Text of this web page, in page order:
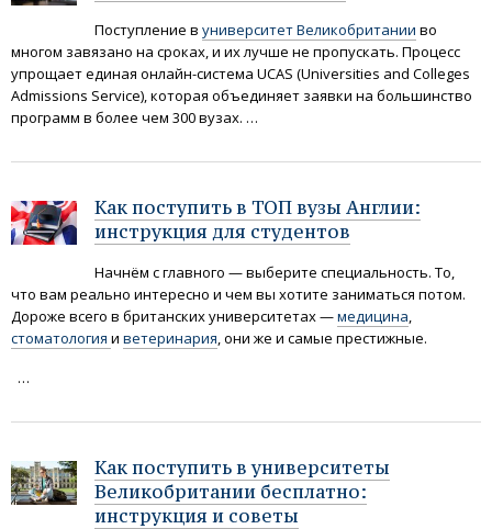
Поступление в университет Великобритании во
многом завязано на сроках, и их лучше не пропускать. Процесс
упрощает единая онлайн-система UCAS (Universities and Colleges
Admissions Service), которая объединяет заявки на большинство
программ в более чем 300 вузах. …
Как поступить в ТОП вузы Англии:
инструкция для студентов
Начнём с главного — выберите специальность. То,
что вам реально интересно и чем вы хотите заниматься потом.
Дороже всего в британских университетах —медицина,
стоматология и ветеринария, они же и самые престижные.
…
Как поступить в университеты
Великобритании бесплатно:
инструкция и советы